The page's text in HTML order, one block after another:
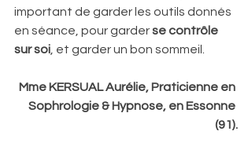
important de garder les outils donnés
en séance, pour garder se contrôle
sur soi , et garder un bon sommeil.
Mme KERSUAL Aurélie, Praticienne en
Sophrologie & Hypnose, en Essonne
(91).